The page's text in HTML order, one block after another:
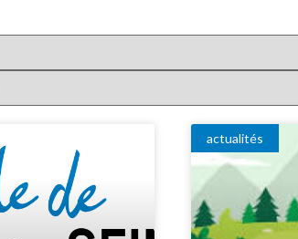
actualités